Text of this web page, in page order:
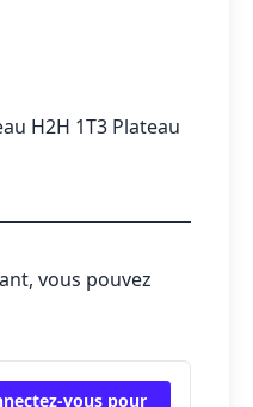
H2H 1T3 Plateau
vous pouvez
vous pour